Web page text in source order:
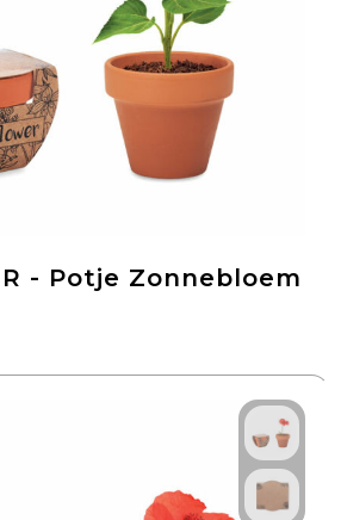
- Potje Zonnebloem